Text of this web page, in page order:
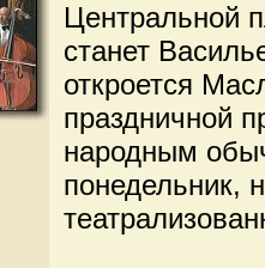
Центральной
станет
откроется
праздничной
народным
понедельник,